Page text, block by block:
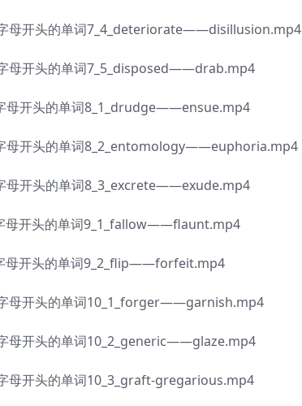
开头的单词7_4_deteriorate——disillusion.mp4
开头的单词7_5_disposed——drab.mp4
开头的单词8_1_drudge——ensue.mp4
开头的单词8_2_entomology——euphoria.mp4
开头的单词8_3_excrete——exude.mp4
开头的单词9_1_fallow——flaunt.mp4
开头的单词9_2_flip——forfeit.mp4
开头的单词10_1_forger——garnish.mp4
开头的单词10_2_generic——glaze.mp4
开头的单词10_3_graft-gregarious.mp4